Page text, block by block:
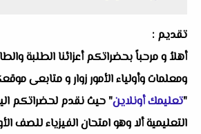
تقديم :
أهلاُ و مرحباً بحضراتكم أعزائنا الطلبة
ومعلمات وأولياء الأمور زوار و متابعى
"تعليمك أونلاين" حيث نقدم لحضراتكم
التعليمية ألا وهو امتحان الفيزياء للصف